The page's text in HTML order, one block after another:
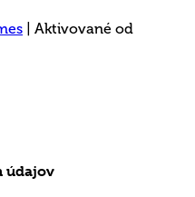
| Aktivované od
údajov